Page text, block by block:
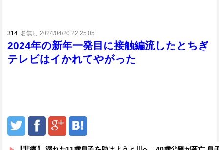
314: 名無し 2024/04/20 22:25:05
2024年の新年一発目に接触編流したとちぎ
テレビはイかれてやがった